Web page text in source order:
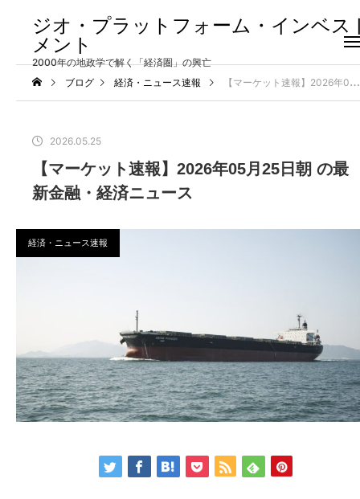
ジオ・プラットフォーム・インベス
メント
2000年の地政学で解く「経済圏」の興亡
ブログ
経済・ニュース速報 【マーケット速報】2026年05月25日朝 の最新金融・経済ニュース
2026.05.25
【マーケット速報】2026年05月25日朝 の最
新金融・経済ニュース
経済・ニュース速報